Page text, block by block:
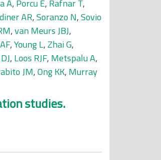
A, Porcu E, Rafnar T,
AR,Soranzo N,Sovio
,van Meurs JBJ,
,Young L,Zhai G,
, Loos RJF, Metspalu A,
JM,Ong KK, Murray
studies.